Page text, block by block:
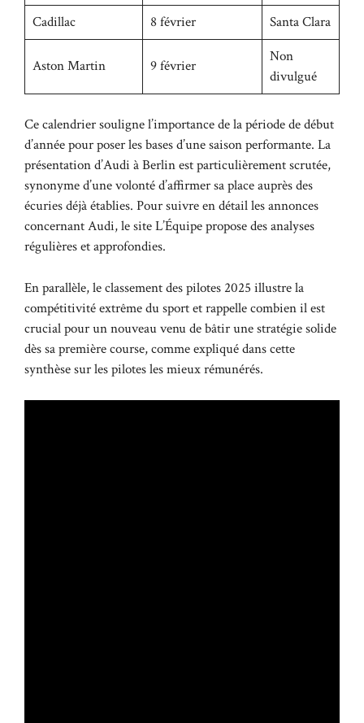
Cadillac 8 février Santa Clara
Aston Martin 9 février
Non
divulgué
Ce calendrier souligne l’importance de la période de début
d’année pour poser les bases d’une saison performante. La
présentation d’Audi à Berlin est particulièrement scrutée,
synonyme d’une volonté d’affirmer sa place auprès des
écuries déjà établies. Pour suivre en détail les annonces
concernant Audi, le siteL’Équipepropose des analyses
régulières et approfondies.
En parallèle, le classement des pilotes 2025 illustre la
compétitivité extrême du sport et rappelle combien il est
crucial pour un nouveau venu de bâtir une stratégie solide
dès sa première course, comme expliqué dans cette
synthèse surles pilotes les mieux rémunérés.